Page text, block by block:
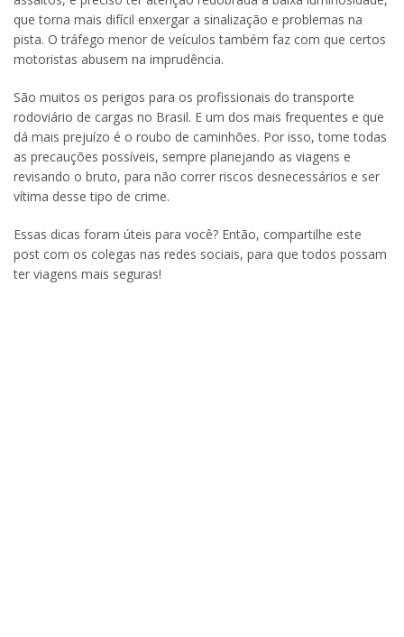
que torna mais difícil enxergar a sinalização e problemas na
pista. O tráfego menor de veículos também faz com que certos
motoristas abusem na imprudência.
São muitos os perigos para os profissionais do transporte
rodoviário de cargas no Brasil. E um dos mais frequentes e que
dá mais prejuízo é o roubo de caminhões. Por isso, tome todas
as precauções possíveis, sempre planejando as viagens e
revisando o bruto, para não correr riscos desnecessários e ser
vítima desse tipo de crime.
Essas dicas foram úteis para você? Então, compartilhe este
post com os colegas nas redes sociais, para que todos possam
ter viagens mais seguras!